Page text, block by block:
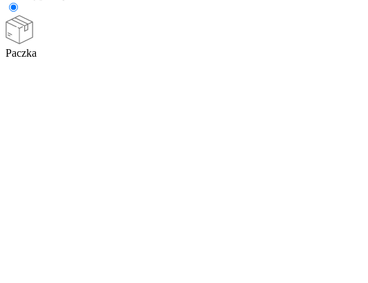
Paczka